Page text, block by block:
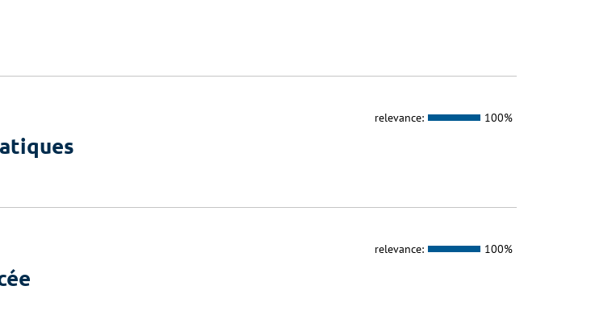
relevance: 100%
relevance: 100%